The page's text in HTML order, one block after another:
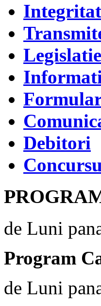
Legislatie
Debitori
de Luni
Program
de Luni